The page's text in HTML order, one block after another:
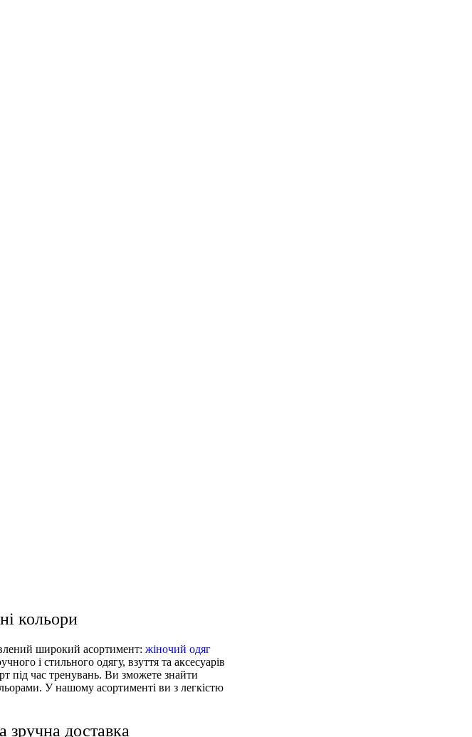
кольори
широкий асортимент:жіночий одяг
і стильного одягу, взуття та аксесуарів
під час тренувань. Ви зможете знайти
У нашому асортименті ви з легкістю
зручна доставка